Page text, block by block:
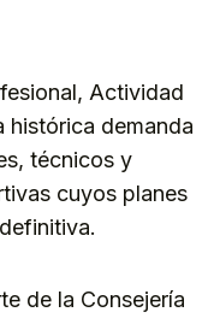
Actividad
histórica demanda
técnicos y
cuyos planes
de la Consejería